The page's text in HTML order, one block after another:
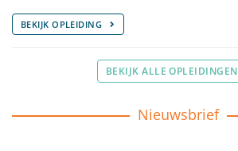
BEKIJK OPLEIDING
BEKIJK ALLE OPLEIDINGEN
Nieuwsbrief